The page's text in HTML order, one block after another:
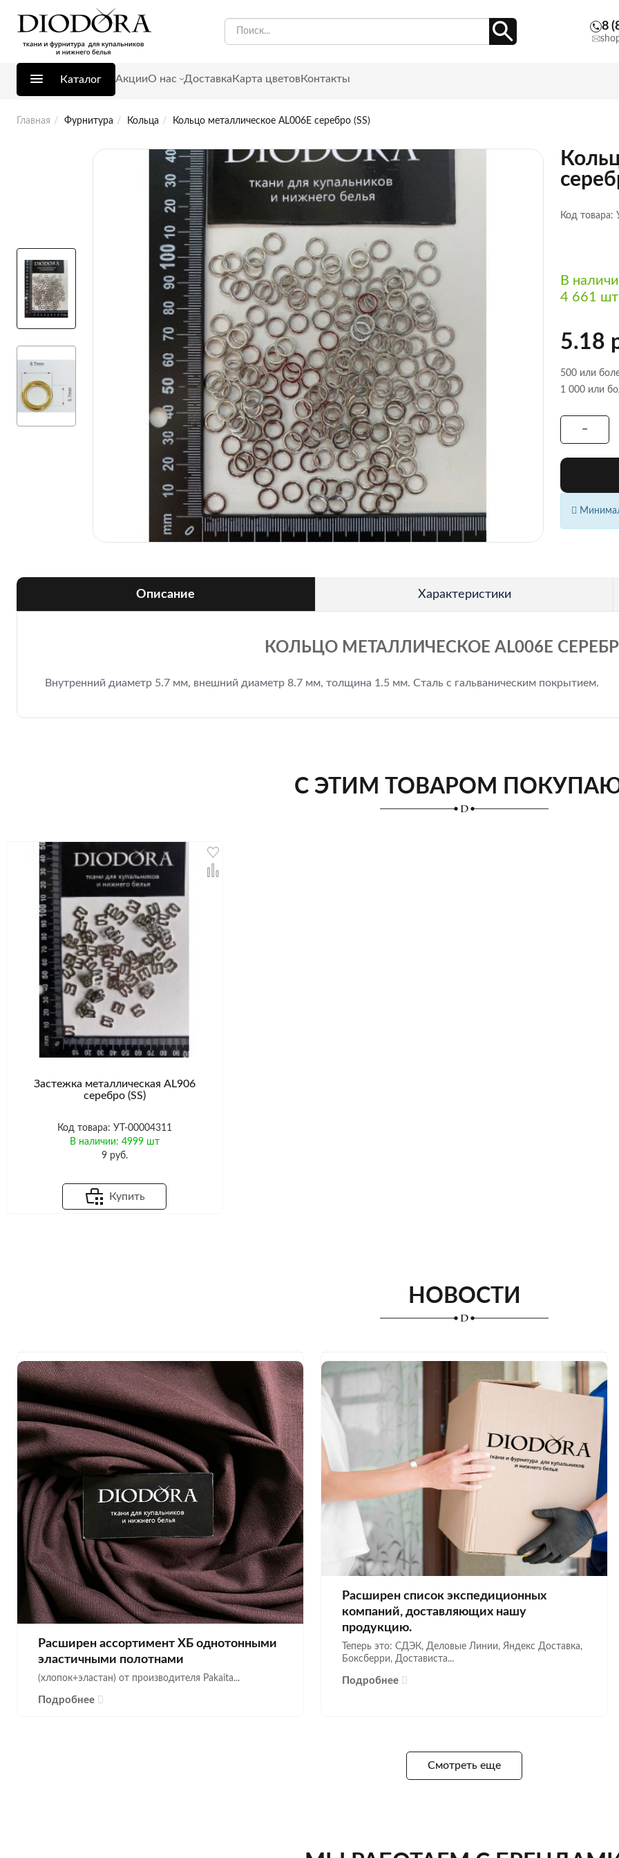
8
Каталог АкцииО нас Доставка Карта цветовКонтакты
Главная Фурнитура Кольца Кольцо металлическое AL006E серебро (SS)
Код товара:
В
4 661 шт
5.18
500 или
1 000 или
Описание Характеристики
КОЛЬЦО МЕТАЛЛИЧЕСКОЕ AL006E
Внутренний диаметр 5.7 мм, внешний диаметр 8.7 мм, толщина 1.5 мм. Сталь с гальваническим покрытием.
С ЭТИМ ТОВАРОМ
Застежка металлическая AL906
серебро (SS)
Код товара: УТ-00004311
В наличии: 4999 шт
9 руб.
Купить
НОВОСТИ
Расширен ассортимент ХБ однотонными
эластичными полотнами
(хлопок+эластан) от производителя Pakaita...
Подробнее
Расширен список экспедиционных
компаний, доставляющих нашу
продукцию.
Теперь это: СДЭК, Деловые Линии, Яндекс Доставка,
Боксберри, Достависта...
Подробнее
Смотреть еще